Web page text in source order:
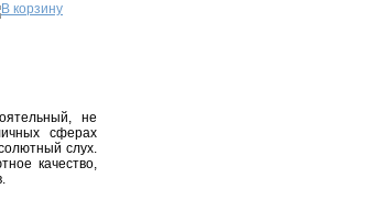
не
сферах
слух.
качество,